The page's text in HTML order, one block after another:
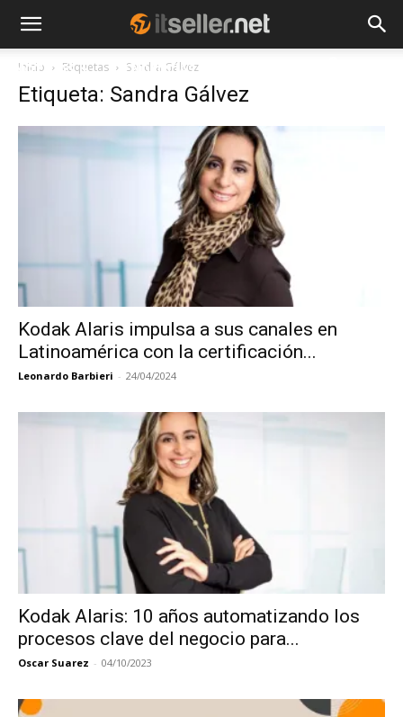
NOTICIAS TENDENCIAS
Inicio Etiquetas Sandra Gálvez
Etiqueta: Sandra Gálvez
Kodak Alaris impulsa a sus canales en
Latinoamérica con la certificación...
Leonardo Barbieri - 24/04/2024
Kodak Alaris: 10 años automatizando los
procesos clave del negocio para...
Oscar Suarez - 04/10/2023